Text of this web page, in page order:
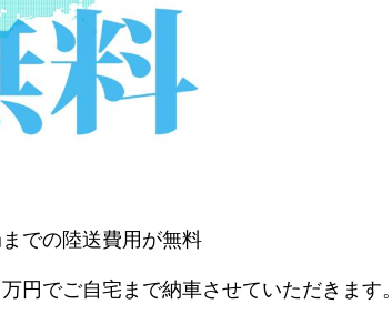
での陸送費用が無料
円でご自宅まで納車させていただきます。